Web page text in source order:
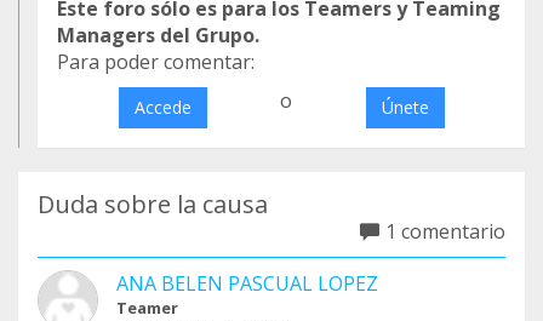
Este foro sólo es para los Teamers y Teaming
Managers del Grupo.
Para poder comentar:
Accede o Únete
Duda sobre la causa
1 comentario
ANA BELEN PASCUAL LOPEZ
Teamer